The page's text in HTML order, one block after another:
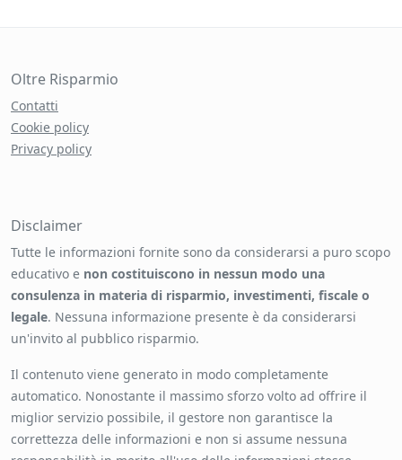
Oltre Risparmio
Contatti
Cookie policy
Privacy policy
Disclaimer
Tutte le informazioni fornite sono da considerarsi a puro scopo
educativo e non costituiscono in nessun modo una
consulenza in materia di risparmio, investimenti, fiscale o
legale. Nessuna informazione presente è da considerarsi
un'invito al pubblico risparmio.
Il contenuto viene generato in modo completamente
automatico. Nonostante il massimo sforzo volto ad offrire il
miglior servizio possibile, il gestore non garantisce la
correttezza delle informazioni e non si assume nessuna